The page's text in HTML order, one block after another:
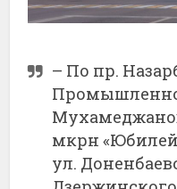
– По пр.
мкрн
ул.